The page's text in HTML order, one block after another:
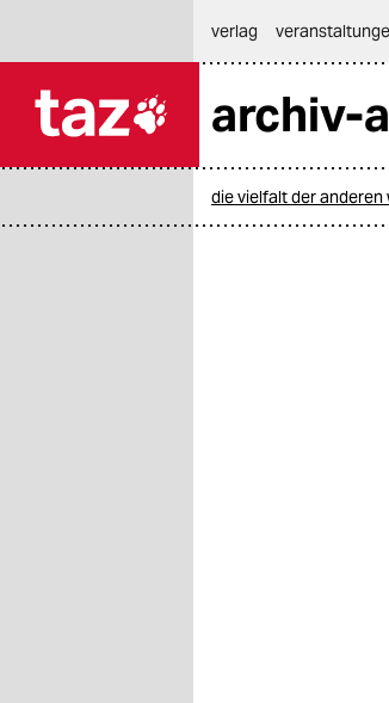
themen
verlag
archiv-
die vielfalt der anderen